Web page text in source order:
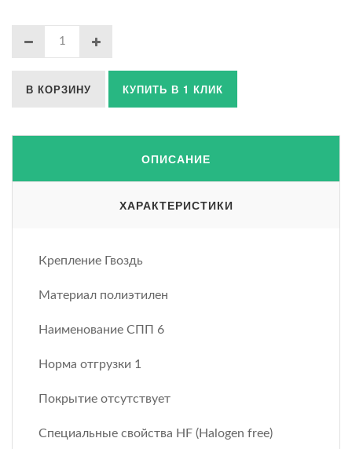
В КОРЗИНУ КУПИТЬ В 1 КЛИК
ОПИСАНИЕ
ХАРАКТЕРИСТИКИ
Крепление Гвоздь
Материал полиэтилен
Наименование СПП 6
Норма отгрузки 1
Покрытие отсутствует
Специальные свойства HF (Halogen free)